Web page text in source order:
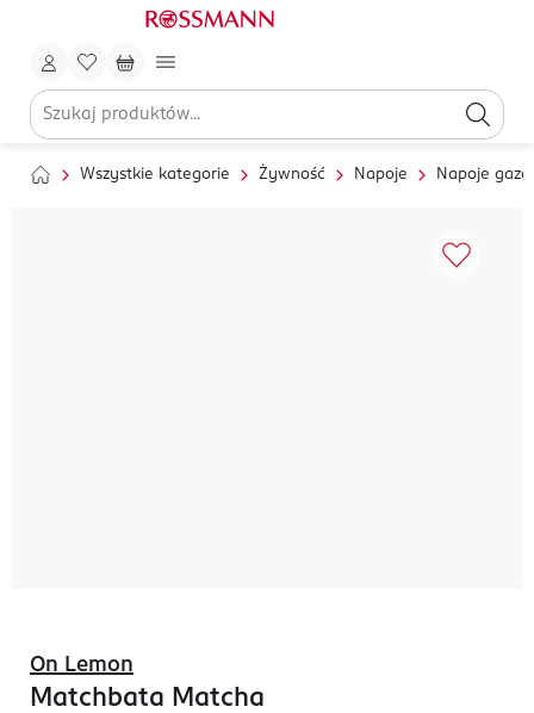
Wszystkie kategorie Żywność Napoje Napoje
On Lemon
Matchbata Matcha